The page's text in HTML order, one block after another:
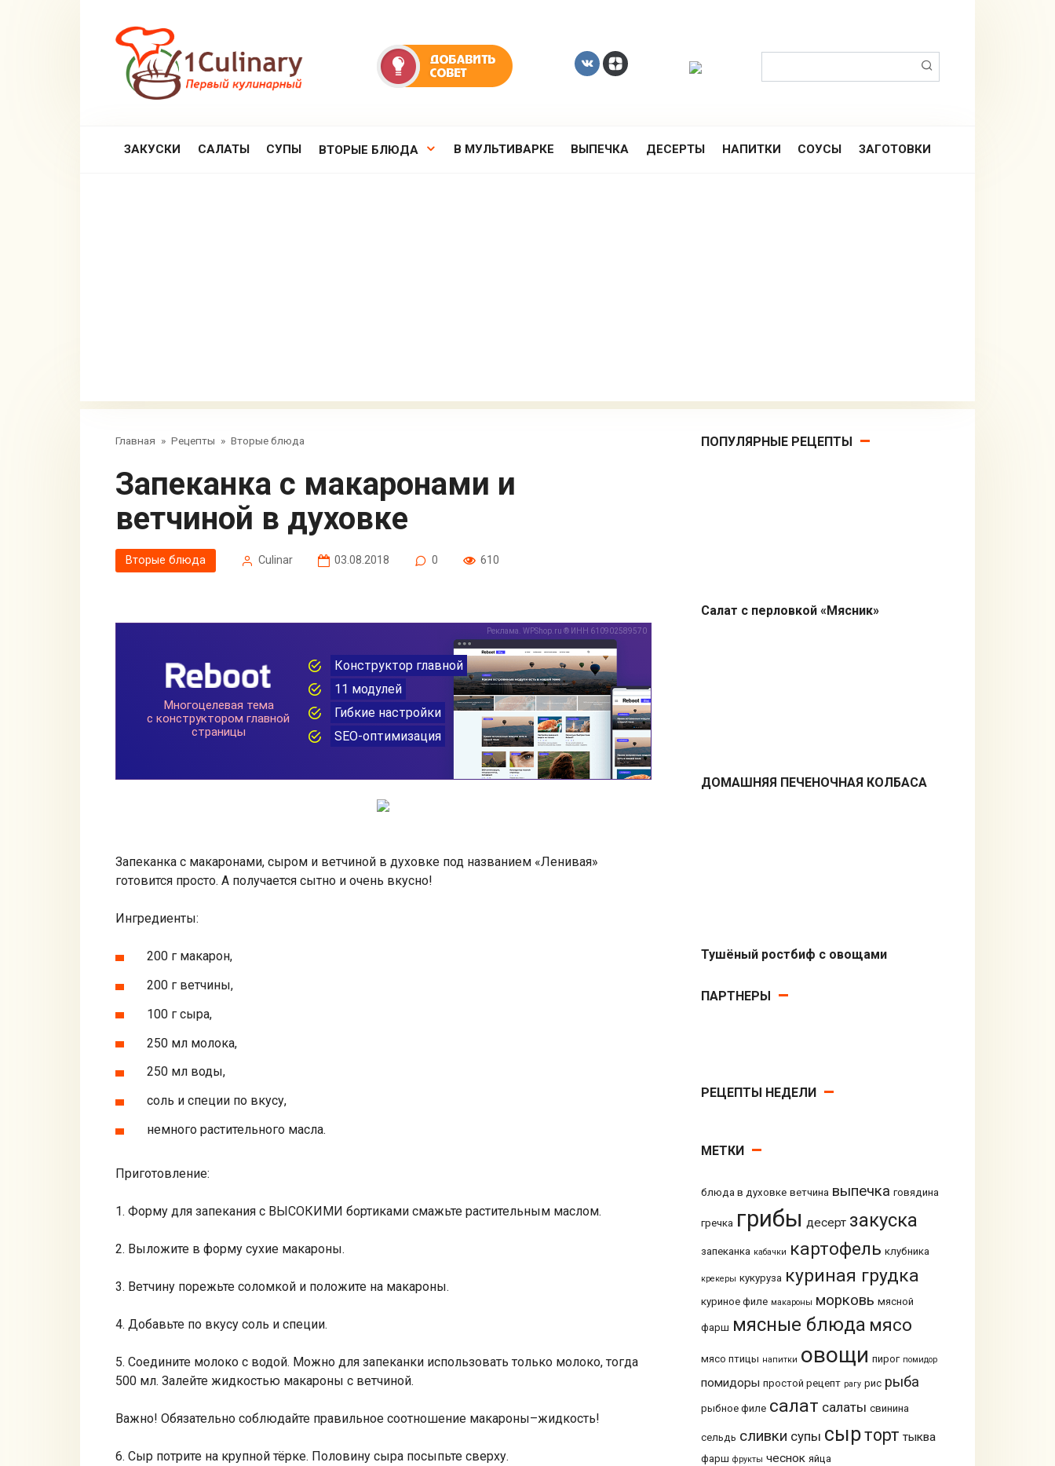
ЗАКУСКИ САЛАТЫ СУПЫ ВТОРЫЕ БЛЮДА В МУЛЬТИВАРКЕ ВЫПЕЧКА ДЕСЕРТЫ НАПИТКИ СОУСЫ ЗАГОТОВКИ
Главная » Рецепты » Вторые блюда
Запеканка с макаронами и
ветчиной в духовке
Вторые блюда Сulinar 03.08.2018 0 610
Запеканка с макаронами, сыром и ветчиной в духовке под названием «Ленивая»
готовится просто. А получается сытно и очень вкусно!
Ингредиенты:
200 г макарон,
200 г ветчины,
100 г сыра,
250 мл молока,
250 мл воды,
соль и специи по вкусу,
немного растительного масла.
Приготовление:
1. Форму для запекания с ВЫСОКИМИ бортиками смажьте растительным маслом.
2. Выложите в форму сухие макароны.
3. Ветчину порежьте соломкой и положите на макароны.
4. Добавьте по вкусу соль и специи.
5. Соедините молоко с водой. Можно для запеканки использовать только молоко, тогда
500 мл. Залейте жидкостью макароны с ветчиной.
Важно! Обязательно соблюдайте правильное соотношение макароны–жидкость!
6. Сыр потрите на крупной тёрке. Половину сыра посыпьте сверху.
ПОПУЛЯРНЫЕ РЕЦЕПТЫ
Салат с перловкой «Мясник»
ДОМАШНЯЯ ПЕЧЕНОЧНАЯ КОЛБАСА
Тушёный ростбиф с овощами
ПАРТНЕРЫ
РЕЦЕПТЫ НЕДЕЛИ
МЕТКИ
блюда в духовке ветчина выпечка говядина
гречка грибы десерт закуска
запеканка кабачки картофель клубника
крекеры кукуруза куриная грудка
куриное филе макароны морковь мясной
фарш мясные блюда мясо
мясо птицы напитки овощи пирог помидор
помидоры простой рецепт рагу рис рыба
рыбное филе салат салаты свинина
сельдь сливки супы сырторт тыква
фарш фрукты чеснок яйца